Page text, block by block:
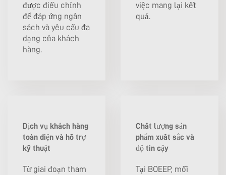
được điều chỉnh
để đáp ứng ngân
sách và yêu cầu đa
dạng của khách
hàng.
việc mang lại kết
quả.
Dịch vụ khách hàng
toàn diện và hỗ trợ
kỹ thuật
Từ giai đoạn tham
Chất lượng sản
phẩm xuất sắc và
độ tin cậy
Tại BOEEP, mỗi